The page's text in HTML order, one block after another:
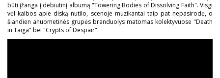
būti įžanga į debiutinį albumą "Towering Bodies of Dissolving Faith". Visgi
vėl kalbos apie diską nutilo, scenoje muzikantai taip pat nepasirodė, o
šiandien anuometinės grupės branduolys matomas kolektyvuose "Death
in Taiga" bei "Crypts of Despair".